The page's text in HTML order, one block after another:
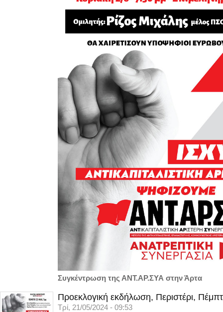
Συγκέντρωση της ΑΝΤ.ΑΡ.ΣΥΑ στην Άρτα
Προεκλογική εκδήλωση, Περιστέρι,
Τρί, 21/05/2024 - 09:53